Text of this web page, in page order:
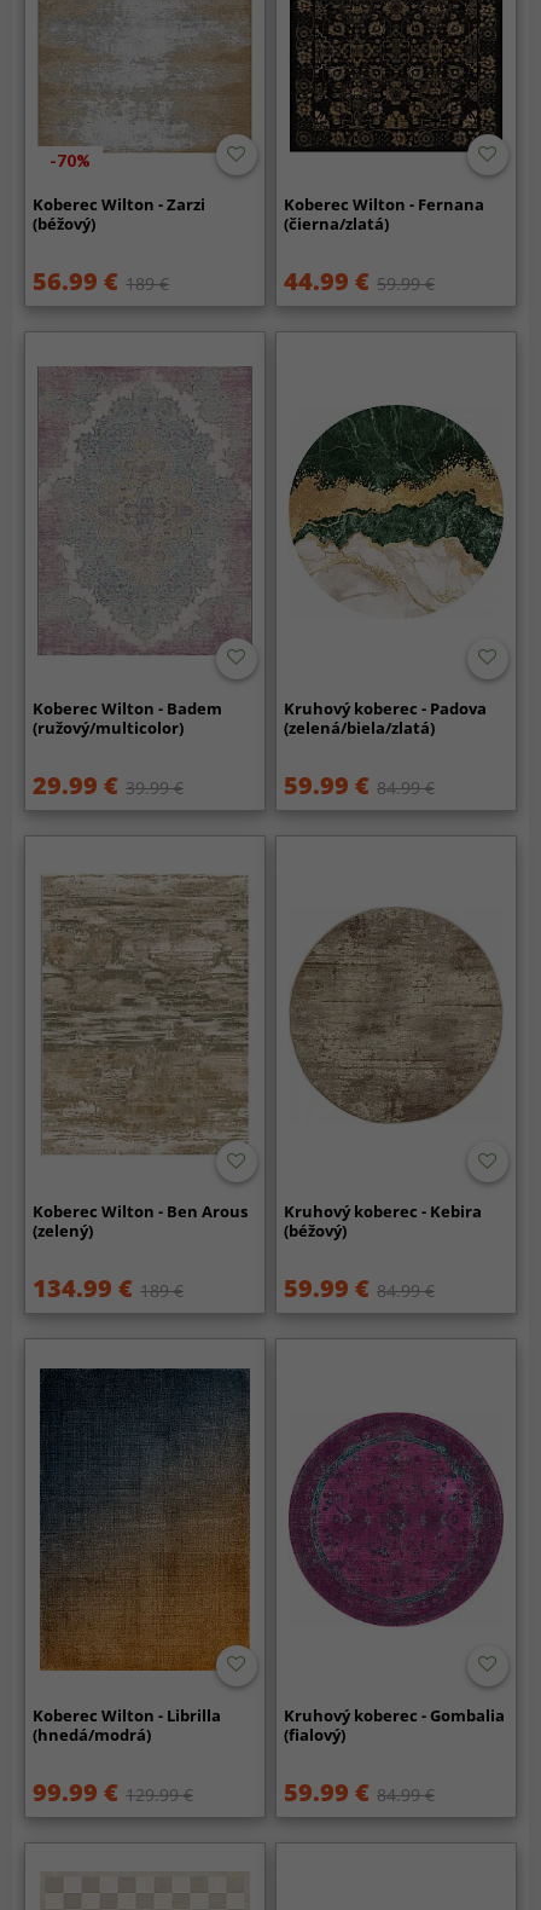
-70%
Koberec Wilton - Zarzi
(béžový)
56.99 € 189 €
Koberec Wilton - Fernana
(čierna/zlatá)
44.99 € 59.99 €
Koberec Wilton - Badem
(ružový/multicolor)
29.99 € 39.99 €
Kruhový koberec - Padova
(zelená/biela/zlatá)
59.99 € 84.99 €
Koberec Wilton - Ben Arous
(zelený)
134.99 € 189 €
Kruhový koberec - Kebira
(béžový)
59.99 € 84.99 €
Koberec Wilton - Librilla
(hnedá/modrá)
99.99 € 129.99 €
Kruhový koberec - Gombalia
(fialový)
59.99 € 84.99 €